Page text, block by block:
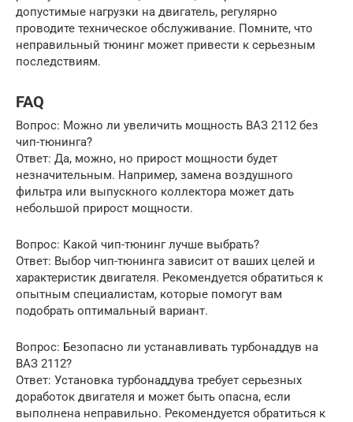
допустимые нагрузки на двигатель, регулярно
проводите техническое обслуживание. Помните, что
неправильный тюнинг может привести к серьезным
последствиям.
FAQ
Вопрос: Можно ли увеличить мощность ВАЗ 2112 без
чип-тюнинга?
Ответ: Да, можно, но прирост мощности будет
незначительным. Например, замена воздушного
фильтра или выпускного коллектора может дать
небольшой прирост мощности.
Вопрос: Какой чип-тюнинг лучше выбрать?
Ответ: Выбор чип-тюнинга зависит от ваших целей и
характеристик двигателя. Рекомендуется обратиться к
опытным специалистам, которые помогут вам
подобрать оптимальный вариант.
Вопрос: Безопасно ли устанавливать турбонаддув на
ВАЗ 2112?
Ответ: Установка турбонаддува требует серьезных
доработок двигателя и может быть опасна, если
выполнена неправильно. Рекомендуется обратиться к